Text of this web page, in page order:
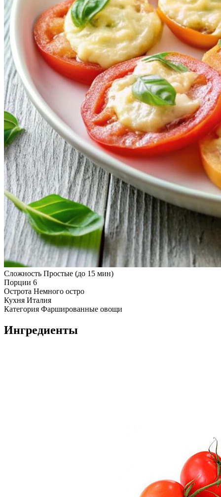
Сложность Простые (до 15 мин)
Порции 6
Острота Немного остро
Кухня Италия
Категория Фаршированные овощи
Ингредиенты